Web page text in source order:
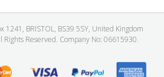
1241, BRISTOL, BS39 5SY, United Kingdom
Rights Reserved. Company No: 06615930.